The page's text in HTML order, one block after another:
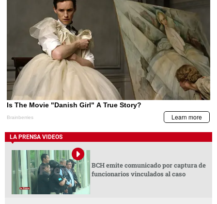
LA PRENSA VIDEOS
BCH emite comunicado por captura de
funcionarios vinculados al caso